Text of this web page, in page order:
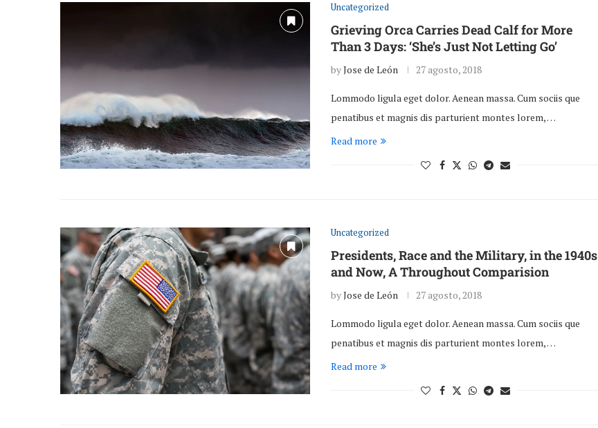
Uncategorized
Grieving Orca Carries Dead Calf for More
Than 3 Days: ‘She’s Just Not Letting Go’
byJose de León 27 agosto, 2018
Lommodo ligula eget dolor. Aenean massa. Cum sociis que
penatibus et magnis dis parturient montes lorem, …
Read more
Uncategorized
Presidents, Race and the Military, in the 1940s
and Now, A Throughout Comparision
byJose de León 27 agosto, 2018
Lommodo ligula eget dolor. Aenean massa. Cum sociis que
penatibus et magnis dis parturient montes lorem, …
Read more